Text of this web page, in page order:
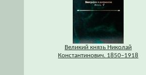
Великий князь Николай
Константинович. 1850–1918